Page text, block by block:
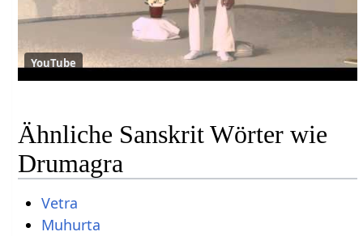
YouTube
Ähnliche Sanskrit Wörter wie
Drumagra
Vetra
Muhurta